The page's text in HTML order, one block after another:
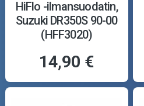
HiFlo -ilmansuodatin,
Suzuki DR350S 90-00
(HFF3020)
14,90 €